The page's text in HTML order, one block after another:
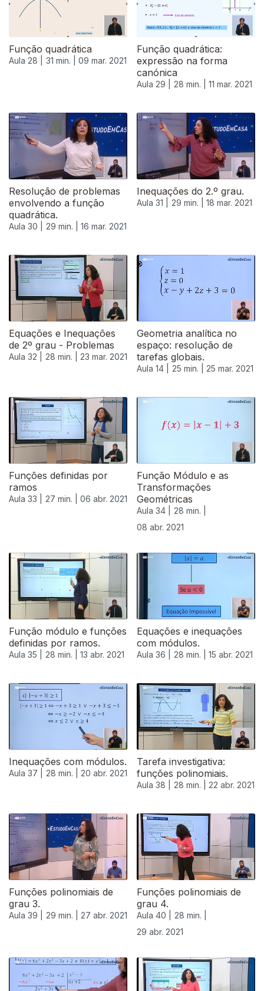
Função quadrática
Aula 28 | 31 min. | 09 mar. 2021
Função quadrática:
expressão na forma
canónica
Aula 29 | 28 min. | 11 mar. 2021
Resolução de problemas
envolvendo a função
quadrática.
Aula 30 | 29 min. | 16 mar. 2021
Inequações do 2.º grau.
Aula 31 | 29 min. | 18 mar. 2021
Equações e Inequações
de 2º grau - Problemas
Aula 32 | 28 min. | 23 mar. 2021
Geometria analítica no
espaço: resolução de
tarefas globais.
Aula 14 | 25 min. | 25 mar. 2021
Funções definidas por
ramos
Aula 33 | 27 min. | 06 abr. 2021
Função Módulo e as
Transformações
Geométricas
Aula 34 |
28 min. |
08 abr. 2021
535491
Função módulo e funções
definidas por ramos.
Aula 35 | 28 min. | 13 abr. 2021
Equações e inequações
com módulos.
Aula 36 | 28 min. | 15 abr. 2021
Inequações com módulos.
Aula 37 | 28 min. | 20 abr. 2021
Tarefa investigativa:
funções polinomiais.
Aula 38 | 28 min. | 22 abr. 2021
Funções polinomiais de
grau 3.
Aula 39 | 29 min. | 27 abr. 2021
Funções polinomiais de
grau 4.
Aula 40 |
28 min. |
29 abr. 2021